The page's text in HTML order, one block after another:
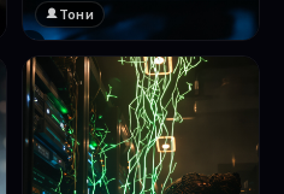
❤️
1
Тони